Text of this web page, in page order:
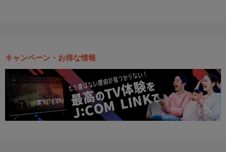
キャンペーン・お得な情報